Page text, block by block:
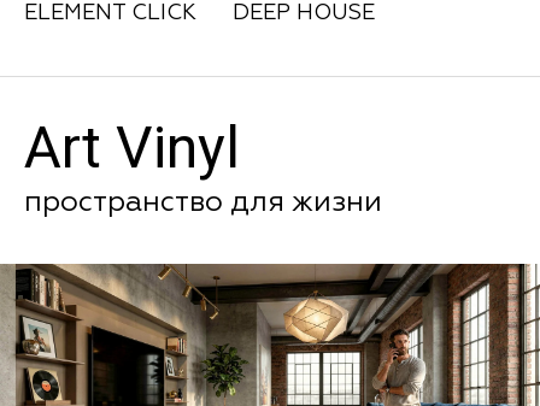
ELEMENT CLICK DEEP HOUSE
Art Vinyl
пространство для жизни